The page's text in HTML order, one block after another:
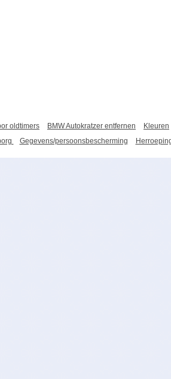
oldtimers BMW Autokratzer entfernen
Kleuren
Gegevens/persoonsbescherming